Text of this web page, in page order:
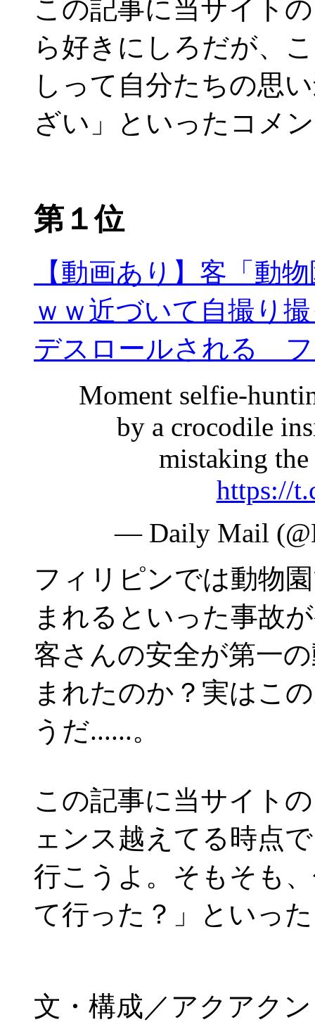
この記事に当サイト
ら好きにしろだが、
しって自分たちの思
ざい」といったコメ
第１位
【動画あり】客「動
ｗｗ近づいて自撮り
デスロールされる
Moment selfie-
by a crocodile
mistaking the
https://
— Daily Mail
フィリピンでは動物
まれるといった事故
客さんの安全が第一
まれたのか？実はこ
うだ......。
この記事に当サイト
ェンス越えてる時点
行こうよ。そもそも
て行った？」といっ
文・構成／アクアクン